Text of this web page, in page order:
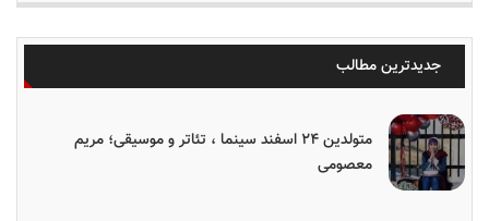
جدیدترین مطالب
متولدین ۲۴ اسفند سینما ، تئاتر و موسیقی؛ مریم
معصومی